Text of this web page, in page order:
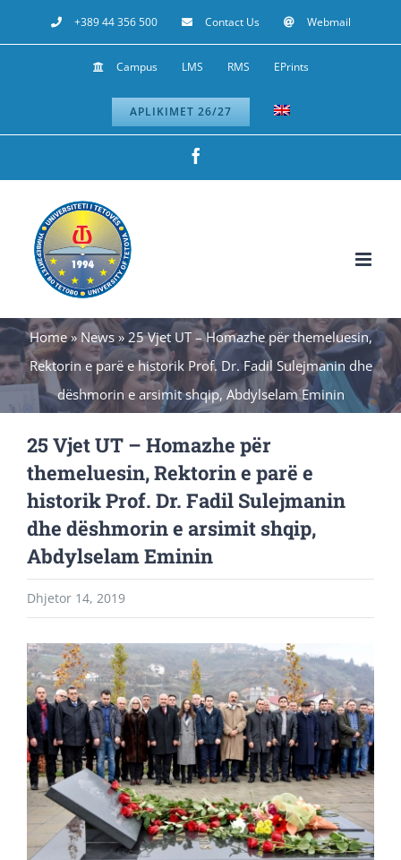
to
+389 44 356 500 Contact Us Webmail
Campus LMS RMS EPrints
APLIKIMET 26/27
Home» News»25 Vjet UT – Homazhe për themeluesin,
Rektorin e parë e historik Prof. Dr. Fadil Sulejmanin dhe
dëshmorin e arsimit shqip, Abdylselam Eminin
25 Vjet UT – Homazhe për
themeluesin, Rektorin e parë e
historik Prof. Dr. Fadil Sulejmanin
dhe dëshmorin e arsimit shqip,
Abdylselam Eminin
Dhjetor 14, 2019
View
Larger
Image